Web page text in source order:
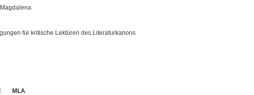
für kritische Lektüren des Literaturkanons
MLA